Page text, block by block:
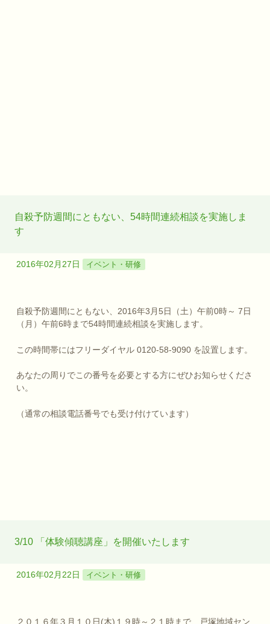
自殺予防週間にともない、54時間連続相談を実施しま
す
2016年02月27日 イベント・研修
自殺予防週間にともない、2016年3月5日（土）午前0時～ 7日
（月）午前6時まで54時間連続相談を実施します。
この時間帯にはフリーダイヤル 0120-58-9090 を設置します。
あなたの周りでこの番号を必要とする方にぜひお知らせくださ
い。
（通常の相談電話番号でも受け付けています）
3/10 「体験傾聴講座」を開催いたします
2016年02月22日 イベント・研修
２０１６年３月１０日(木)１９時～２１時まで、戸塚地域セン